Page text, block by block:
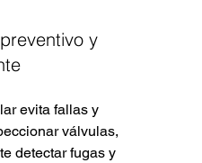
y
evita fallas y
válvulas,
detectar fugas y